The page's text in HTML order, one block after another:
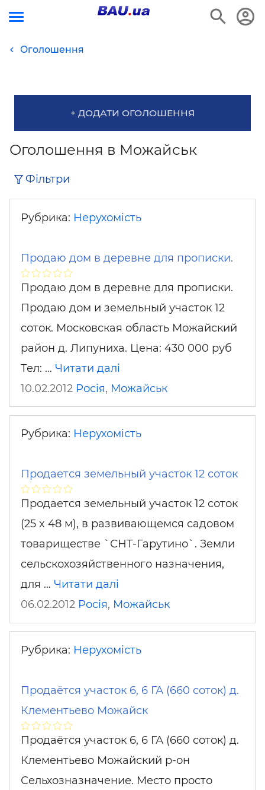
Оголошення
+ ДОДАТИ ОГОЛОШЕННЯ
Оголошення в Можайськ
Фільтри
Рубрика: Нерухомість
Продаю дом в деревне для прописки.
Продаю дом в деревне для прописки.
Продаю дом и земельный участок 12
соток. Московская область Можайский
район д. Липуниха. Цена: 430 000 руб
Тел: … Читати далі
10.02.2012 Росія, Можайськ
Рубрика: Нерухомість
Продается земельный участок 12 соток
Продается земельный участок 12 соток
(25 x 48 м), в развивающемся садовом
товариществе `СНТ-Гарутино`. Земли
сельскохозяйственного назначения,
для … Читати далі
06.02.2012 Росія, Можайськ
Рубрика: Нерухомість
Продаётся участок 6, 6 ГА (660 соток) д.
Клементьево Можайск
Продаётся участок 6, 6 ГА (660 соток) д.
Клементьево Можайский р-он
Сельхозназначение. Место просто